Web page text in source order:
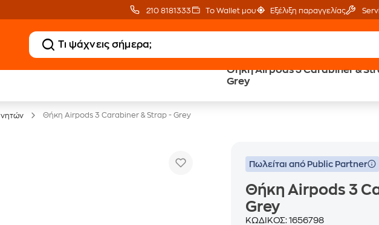
210 8181333 Το Wallet μου Εξέλιξη παραγγελίας
Θήκη Airpods 3 Carabiner &
Grey
Δωρεάν BoxNow
Θήκη Airpods 3 Carabiner & Strap - Grey
Πωλείται από Public Partner
Θήκη Airpods 3
Grey
ΚΩΔΙΚΟΣ:1656798